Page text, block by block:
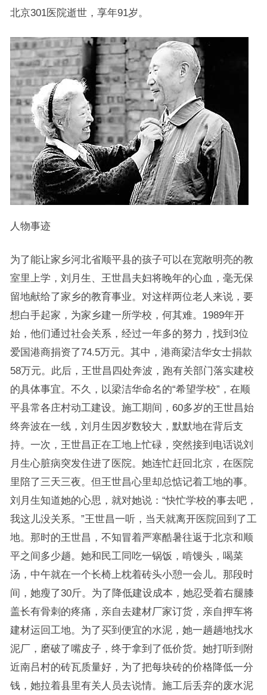
北京301医院逝世，享年91岁。
人物事迹
为了能让家乡河北省顺平县的孩子可以在宽敞明亮的教
室里上学，刘月生、王世昌夫妇将晚年的心血，毫无保
留地献给了家乡的教育事业。对这样两位老人来说，要
想白手起家，为家乡建一所学校，何其难。1989年开
始，他们通过社会关系，经过一年多的努力，找到3位
爱国港商捐资了74.5万元。其中，港商梁洁华女士捐款
58万元。此后，王世昌四处奔波，跑有关部门落实建校
的具体事宜。不久，以梁洁华命名的“希望学校”，在顺
平县常各庄村动工建设。施工期间，60多岁的王世昌始
终奔波在一线，刘月生因岁数较大，默默地在背后支
持。一次，王世昌正在工地上忙碌，突然接到电话说刘
月生心脏病突发住进了医院。她连忙赶回北京，在医院
里陪了三天三夜。但王世昌心里却总惦记着工地的事。
刘月生知道她的心思，就对她说：“快忙学校的事去吧，
我这儿没关系。”王世昌一听，当天就离开医院回到了工
地。那时的王世昌，不知冒着严寒酷暑往返于北京和顺
平之间多少趟。她和民工同吃一锅饭，啃馒头，喝菜
汤，中午就在一个长椅上枕着砖头小憩一会儿。那段时
间，她瘦了30斤。为了降低建设成本，她忍受着右腿膝
盖长有骨刺的疼痛，亲自去建材厂家订货，亲自押车将
建材运回工地。为了买到便宜的水泥，她一趟趟地找水
泥厂，磨破了嘴皮子，终于拿到了低价货。她打听到附
近南吕村的砖瓦质量好，为了把每块砖的价格降低一分
钱，她拉着县里有关人员去说情。施工后丢弃的废水泥